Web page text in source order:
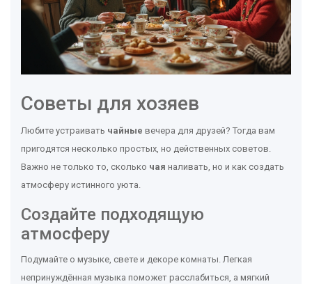
Советы для хозяев
Любите устраивать чайные вечера для друзей? Тогда вам
пригодятся несколько простых, но действенных советов.
Важно не только то, сколько чая наливать, но и как создать
атмосферу истинного уюта.
Создайте подходящую
атмосферу
Подумайте о музыке, свете и декоре комнаты. Легкая
непринуждённая музыка поможет расслабиться, а мягкий